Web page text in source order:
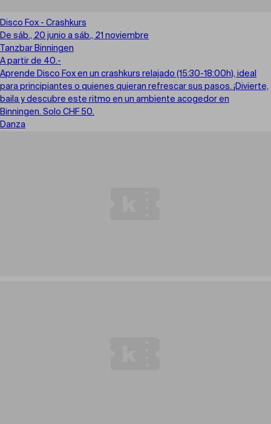
Disco Fox - Crashkurs
De sáb., 20 junio a sáb., 21 noviembre
Tanzbar Binningen
A partir de 40.-
Aprende Disco Fox en un crashkurs relajado (15:30-18:00h), ideal
para principiantes o quienes quieran refrescar sus pasos. ¡Divierte,
baila y descubre este ritmo en un ambiente acogedor en
Binningen. Solo CHF 50.
Danza